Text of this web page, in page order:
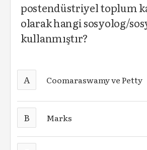
postendüstriyel toplum
olarak hangi sosyolog/
kullanmıştır?
A Coomaraswamy ve Petty
B Marks